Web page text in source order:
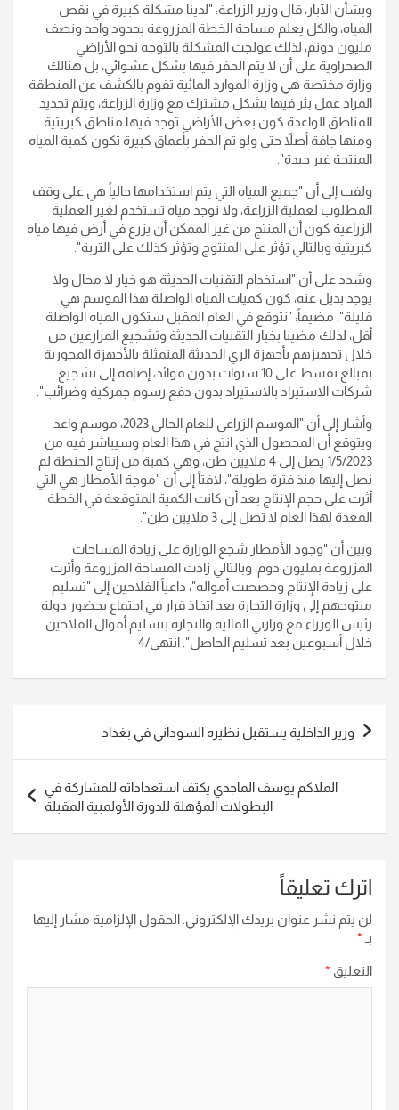
وبشأن الآبار، قال وزير الزراعة: "لدينا مشكلة كبيرة في نقص
المياه، والكل يعلم مساحة الخطة المزروعة بحدود واحد ونصف
مليون دونم، لذلك عولجت المشكلة بالتوجه نحو الأراضي
الصحراوية على أن لا يتم الحفر فيها بشكل عشوائي، بل هنالك
وزارة مختصة هي وزارة الموارد المائية تقوم بالكشف عن المنطقة
المراد عمل بئر فيها بشكل مشترك مع وزارة الزراعة، ويتم تحديد
المناطق الواعدة كون بعض الأراضي توجد فيها مناطق كبريتية
ومنها جافة أصلاً حتى ولو تم الحفر بأعماق كبيرة تكون كمية المياه
المنتجة غير جيدة".
ولفت إلى أن "جميع المياه التي يتم استخدامها حالياً هي على وقف
المطلوب لعملية الزراعة، ولا توجد مياه تستخدم لغير العملية
الزراعية كون أن المنتج من غير الممكن أن يزرع في أرض فيها مياه
كبريتية وبالتالي تؤثر على المنتوج وتؤثر كذلك على التربة".
وشدد على أن "استخدام التقنيات الحديثة هو خيار لا محال ولا
يوجد بديل عنه، كون كميات المياه الواصلة هذا الموسم هي
قليلة"، مضيفاً: "نتوقع في العام المقبل ستكون المياه الواصلة
أقل، لذلك مضينا بخيار التقنيات الحديثة وتشجيع المزارعين من
خلال تجهيزهم بأجهزة الري الحديثة المتمثلة بالأجهزة المحورية
بمبالغ تقسط على 10 سنوات بدون فوائد، إضافة إلى تشجيع
شركات اﻻستيراد بالاستيراد بدون دفع رسوم جمركية وضرائب".
وأشار إلى أن "الموسم الزراعي للعام الحالي 2023، موسم واعد
ويتوقع أن المحصول الذي انتج في هذا العام وسيباشر فيه من
1/5/2023 يصل إلى 4 ملايين طن، وهي كمية من إنتاج الحنطة لم
نصل إليها منذ فترة طويلة"، لافتاً إلى أن "موجة الأمطار هي التي
أثرت على حجم الإنتاج بعد أن كانت الكمية المتوقعة في الخطة
المعدة لهذا العام لا تصل إلى 3 ملايين طن".
وبين أن "وجود الأمطار شجع الوزارة على زيادة المساحات
المزروعة بمليون دوم، وبالتالي زادت المساحة المزروعة وأثرت
على زيادة الإنتاج وخصصت أمواله"، داعياً الفلاحين إلى "تسليم
منتوجهم إلى وزارة التجارة بعد اتخاذ قرار في اجتماع بحضور دولة
رئيس الوزراء مع وزارتي المالية والتجارة بتسليم أموال الفلاحين
خلال أسبوعين بعد تسليم الحاصل". انتهى/4
تصفّح
المقالات
وزير الداخلية يستقبل نظيره السوداني في بغداد
الملاكم يوسف الماجدي يكثف استعداداته للمشاركة في
البطولات المؤهلة للدورة الأولمبية المقبلة
اترك تعليقاً
لن يتم نشر عنوان بريدك الإلكتروني. الحقول الإلزامية مشار إليها
بـ *
التعليق *